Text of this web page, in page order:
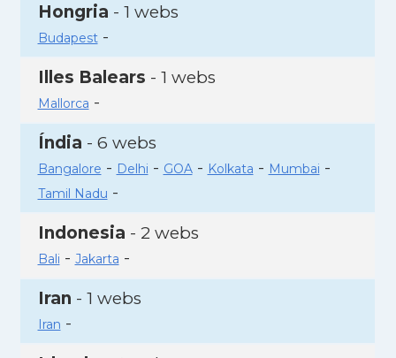
Hongria - 1 webs
Budapest-
Illes Balears - 1 webs
Mallorca -
Índia - 6 webs
Bangalore - Delhi - GOA- Kolkata - Mumbai -
Tamil Nadu -
Indonesia - 2 webs
Bali - Jakarta -
Iran - 1 webs
Iran -